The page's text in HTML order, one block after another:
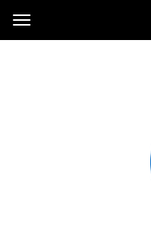
Toggle
navigation